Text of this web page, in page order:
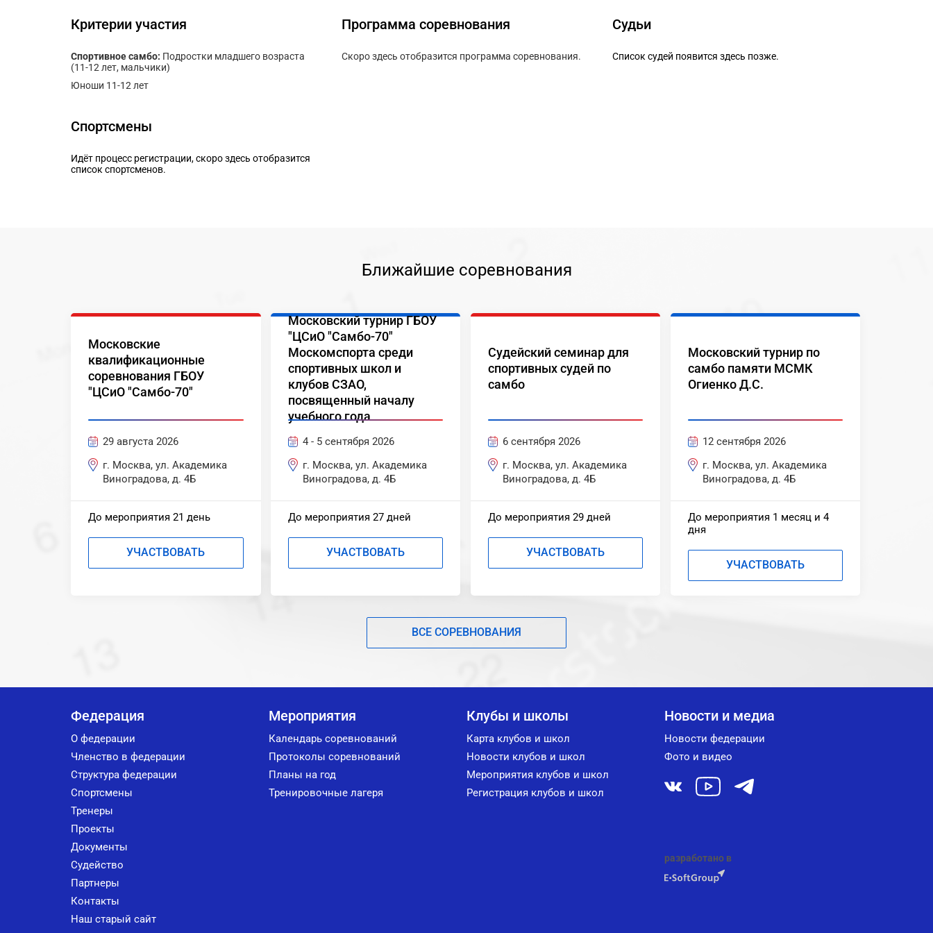
Критерии участия
Спортивное самбо: Подростки младшего возраста
(11-12 лет, мальчики)
Юноши 11-12 лет
Программа соревнования
Скоро здесь отобразится программа соревнования.
Судьи
Список судей появится здесь позже.
Спортсмены
Идёт процесс регистрации, скоро здесь отобразится
список спортсменов.
Ближайшие соревнования
Московские
квалификационные
соревнования ГБОУ
"ЦСиО "Самбо-70"
29 августа 2026
г. Москва, ул. Академика
Виноградова, д. 4Б
До мероприятия 21 день
УЧАСТВОВАТЬ
Московский турнир ГБОУ
"ЦСиО "Самбо-70"
Москомспорта среди
спортивных школ и
клубов СЗАО,
посвященный началу
учебного года
4 - 5 сентября 2026
г. Москва, ул. Академика
Виноградова, д. 4Б
До мероприятия 27 дней
УЧАСТВОВАТЬ
Судейский семинар для
спортивных судей по
самбо
6 сентября 2026
г. Москва, ул. Академика
Виноградова, д. 4Б
До мероприятия 29 дней
УЧАСТВОВАТЬ
Московский турнир по
самбо памяти МСМК
Огиенко Д.С.
12 сентября 2026
г. Москва, ул. Академика
Виноградова, д. 4Б
До мероприятия 1 месяц и 4
дня
УЧАСТВОВАТЬ
ВСЕ СОРЕВНОВАНИЯ
Федерация
О федерации
Членство в федерации
Структура федерации
Спортсмены
Тренеры
Проекты
Документы
Судейство
Партнеры
Контакты
Наш старый сайт
Мероприятия
Календарь соревнований
Протоколы соревнований
Планы на год
Тренировочные лагеря
Клубы и школы
Карта клубов и школ
Новости клубов и школ
Мероприятия клубов и школ
Регистрация клубов и школ
Новости и медиа
Новости федерации
Фото и видео
разработано в